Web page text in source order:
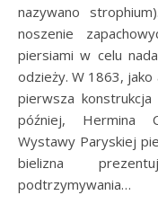
nazywano
noszenie
piersiami w celu
odzieży. W 1863,
pierwsza
później, Hermina
Wystawy Paryskiej
bielizna
podtrzymywania…